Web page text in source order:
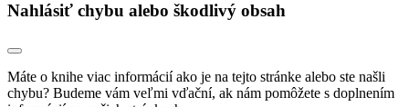
Nahlásiť chybu alebo škodlivý obsah
Máte o knihe viac informácií ako je na tejto stránke alebo ste našli
chybu? Budeme vám veľmi vďační, ak nám pomôžete s doplnením